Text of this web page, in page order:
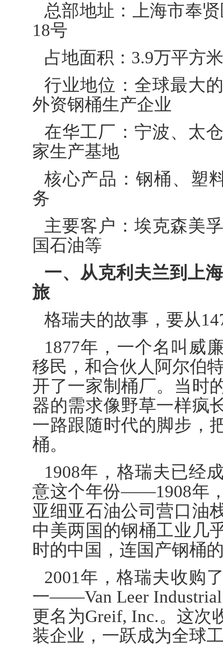
总部地址：上海市奉
18号
占地面积：3.9万平方
行业地位：全球最大
外资钢桶生产企业
在华工厂：宁波、太
家生产基地
核心产品：钢桶、塑
务
主要客户：埃克森美
国石油等
一、从克利夫兰到上
旅
格瑞夫的故事，要从
1877年，一个名叫威
移民，和合伙人阿尔伯
开了一家制桶厂。当时
器的需求像野草一样疯
一路跟随时代的脚步，
桶。
1908年，格瑞夫已经
意这个年份——1908年
亚细亚石油公司营口油
中美两国的钢桶工业几
时的中国，连国产钢桶
2001年，格瑞夫收购
一——Van Leer
更名为Greif, Inc.。这次
装企业，一跃成为全球